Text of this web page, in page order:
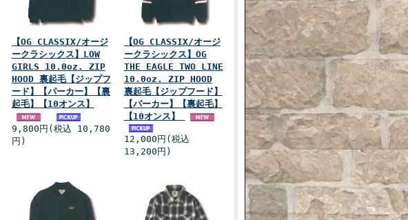
【OG CLASSIX/オージ
ークラシックス】LOW
GIRLS 10.0oz. ZIP
HOOD 裏起毛【ジップフ
ード】【パーカー】【裏
起毛】【10オンス】
9,800円(税込 10,780
円)
【OG CLASSIX/オージ
ークラシックス】OG
THE EAGLE TWO LINE
10.0oz. ZIP HOOD
裏起毛【ジップフード】
【パーカー】【裏起毛】
【10オンス】
12,000円(税込
13,200円)